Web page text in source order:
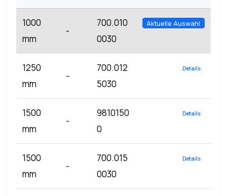
1000
mm
-
700.010
0030
Aktuelle Auswahl
1250
mm
-
700.012
5030
Details
1500
mm
-
9810150
0
Details
1500
mm
-
700.015
0030
Details